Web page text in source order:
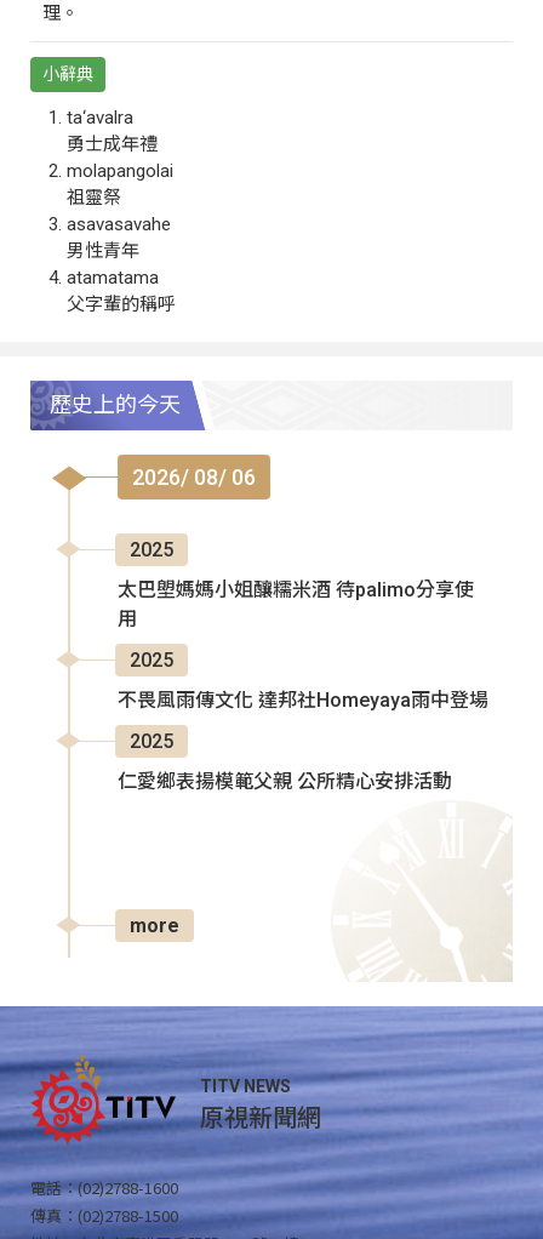
理。
小辭典
ta‘avalra
勇士成年禮
molapangolai
祖靈祭
asavasavahe
男性青年
atamatama
父字輩的稱呼
歷史上的今天
2026/ 08/ 06
2025
太巴塱媽媽小姐釀糯米酒 待palimo分享使
用
2025
不畏風雨傳文化 達邦社Homeyaya雨中登場
2025
仁愛鄉表揚模範父親 公所精心安排活動
more
TITV NEWS
原視新聞網
電話：(02)2788-1600
傳真：(02)2788-1500